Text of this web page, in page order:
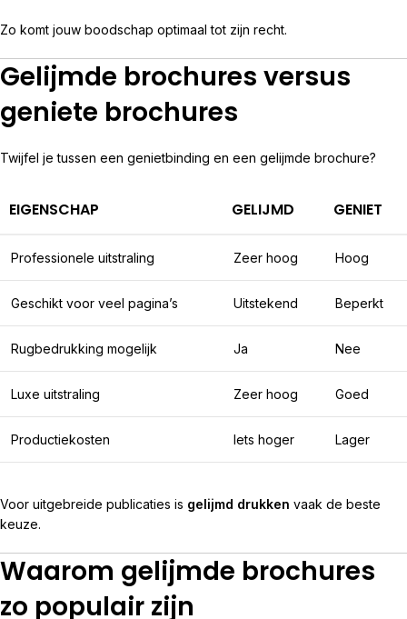
Zo komt jouw boodschap optimaal tot zijn recht.
Gelijmde brochures versus
geniete brochures
Twijfel je tussen een genietbinding en een gelijmde brochure?
EIGENSCHAP GELIJMD GENIET
Professionele uitstraling Zeer hoog Hoog
Geschikt voor veel pagina’s Uitstekend Beperkt
Rugbedrukking mogelijk Ja Nee
Luxe uitstraling Zeer hoog Goed
Productiekosten Iets hoger Lager
Voor uitgebreide publicaties is gelijmd drukken vaak de beste
keuze.
Waarom gelijmde brochures
zo populair zijn